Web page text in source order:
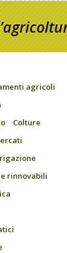
agricoli
Colture
rinnovabili